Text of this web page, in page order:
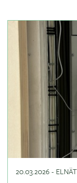
20.03.2026- ELNÄT